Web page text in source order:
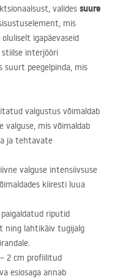
valides suure
mis
igapäevaseid
stiilse interjööri
suurt peegelpinda, mis
valgustus võimaldab
valguse, mis võimaldab
ja tehtavate
valguse intensiivsuse
kiiresti luua
riputid
ning lahtikäiv tugijalg
– 2 cm profiilitud
esiosaga annab